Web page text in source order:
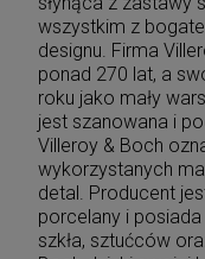
wszystkim z
designu. Firma
ponad 270 lat, a
roku jako mały
jest szanowana i
Villeroy & Boch
wykorzystanych
detal. Producent
porcelany i
szkła, sztućców